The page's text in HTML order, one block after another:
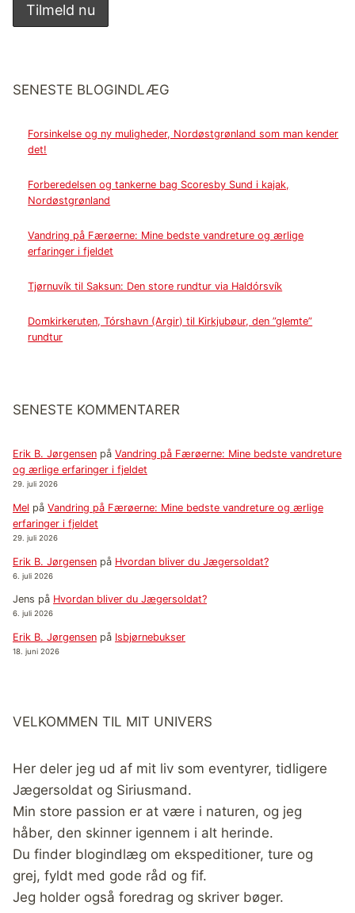
SENESTE BLOGINDLÆG
Forsinkelse og ny muligheder, Nordøstgrønland som man kender
det!
Forberedelsen og tankerne bag Scoresby Sund i kajak,
Nordøstgrønland
Vandring på Færøerne: Mine bedste vandreture og ærlige
erfaringer i fjeldet
Tjørnuvík til Saksun: Den store rundtur via Haldórsvík
Domkirkeruten, Tórshavn (Argir) til Kirkjubøur, den ”glemte”
rundtur
SENESTE KOMMENTARER
Erik B. Jørgensen på Vandring på Færøerne: Mine bedste vandreture
og ærlige erfaringer i fjeldet
29. juli 2026
Mel på Vandring på Færøerne: Mine bedste vandreture og ærlige
erfaringer i fjeldet
29. juli 2026
Erik B. Jørgensen på Hvordan bliver du Jægersoldat?
6. juli 2026
Jens på Hvordan bliver du Jægersoldat?
6. juli 2026
Erik B. Jørgensen på Isbjørnebukser
18. juni 2026
VELKOMMEN TIL MIT UNIVERS
Her deler jeg ud af mit liv som eventyrer, tidligere
Jægersoldat og Siriusmand.
Min store passion er at være i naturen, og jeg
håber, den skinner igennem i alt herinde.
Du finder blogindlæg om ekspeditioner, ture og
grej, fyldt med gode råd og fif.
Jeg holder også foredrag og skriver bøger.